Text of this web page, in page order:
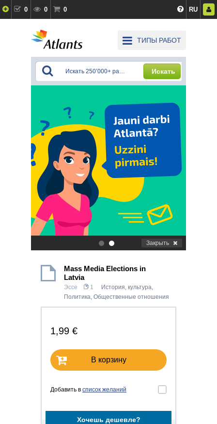
0 0 0 RU
ТИПЫ РАБОТ
Искать
. Закрыть
Mass Media Elections in
Latvia
Эссе 1 История, культура,
Политика, Общественные отношения
1,99 €
В корзину
Добавить в список желаний
Хочешь дешевле?